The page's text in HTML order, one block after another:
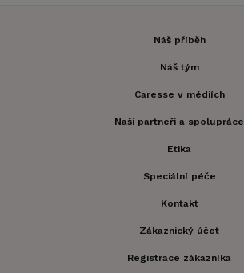
Náš příběh
Náš tým
Caresse v médiích
Naši partneři a spolupráce
Etika
Speciální péče
Kontakt
Zákaznický účet
Registrace zákazníka